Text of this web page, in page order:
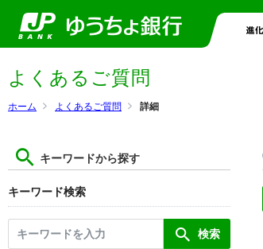
ホーム よくあるご質問 詳細
よくあるご質問
キーワードから探す
キーワード検索